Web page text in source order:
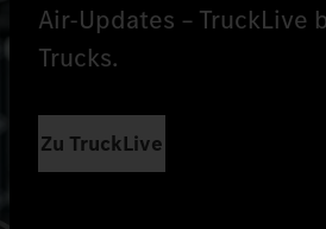
Air-Updates –
Trucks.
Zu TruckLive